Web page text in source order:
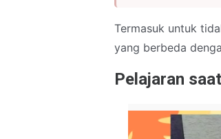
Termasuk untuk
yang berbeda
Pelajaran